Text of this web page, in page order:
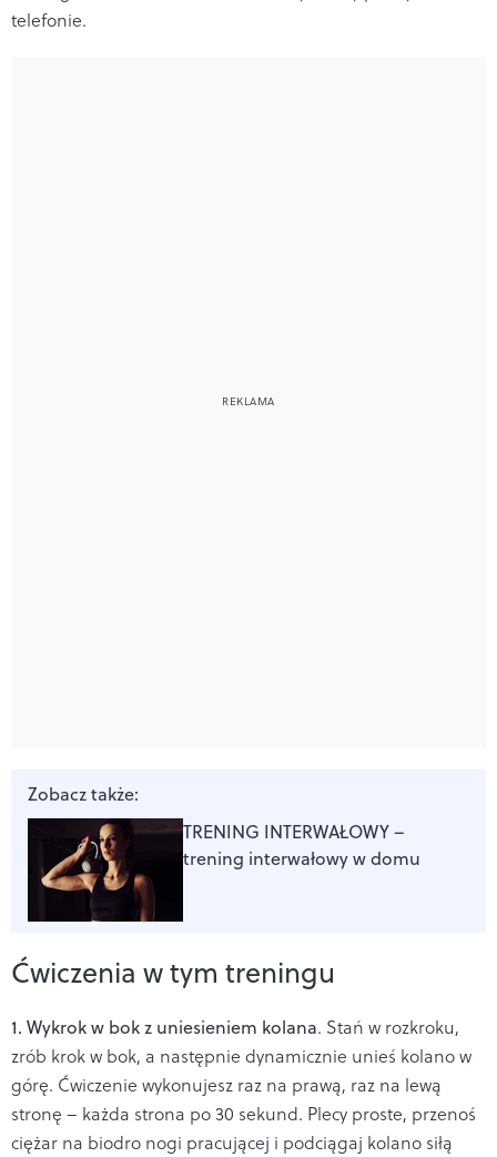
telefonie.
Zobacz także:
TRENING INTERWAŁOWY –
trening interwałowy w domu
Ćwiczenia w tym treningu
1. Wykrok w bok z uniesieniem kolana. Stań w rozkroku,
zrób krok w bok, a następnie dynamicznie unieś kolano w
górę. Ćwiczenie wykonujesz raz na prawą, raz na lewą
stronę – każda strona po 30 sekund. Plecy proste, przenoś
ciężar na biodro nogi pracującej i podciągaj kolano siłą